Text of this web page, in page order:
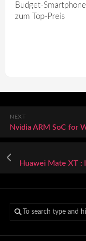
Budget-Smartphone
zum Top-Preis
NEXT